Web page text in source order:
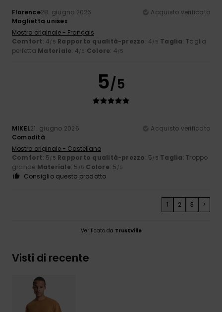
Florence28. giugno 2026
Acquisto verificato
Maglietta unisex
Mostra originale - Français
Comfort: 4/5 Rapporto qualità-prezzo: 4/5 Taglia: Taglia
perfetta Materiale: 4/5 Colore: 4/5
5/5
MIKEL21. giugno 2026
Acquisto verificato
Comodità
Mostra originale - Castellano
Comfort: 5/5 Rapporto qualità-prezzo: 5/5 Taglia: Troppo
grande Materiale: 5 /5 Colore: 5 /5
Consiglio questo prodotto
1 2 3 >
Verificato da TrustVille
Visti di recente